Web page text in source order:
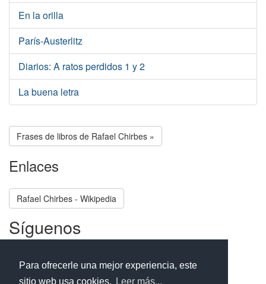
Para ofrecerle una mejor experiencia, este
sitio web usa cookies.
Leer más...
En la orilla
París-Austerlitz
Diarios: A ratos perdidos 1 y 2
La buena letra
Frases de libros de Rafael Chirbes »
Enlaces
Rafael Chirbes - Wikipedia
Síguenos